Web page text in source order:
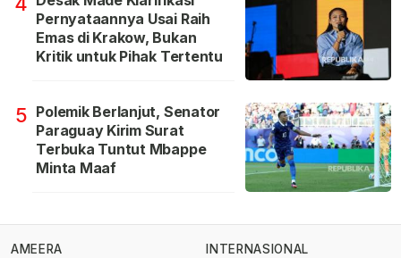
Pernyataannya Usai Raih
Emas di Krakow, Bukan
Kritik untuk Pihak Tertentu
5 Polemik Berlanjut, Senator
Paraguay Kirim Surat
Terbuka Tuntut Mbappe
Minta Maaf
AMEERA
INTERNASIONAL